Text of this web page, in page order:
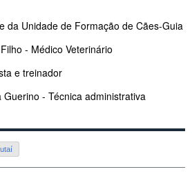
da Unidade de Formação de Cães-Guia
- Médico Veterinário
e treinador
- Técnica administrativa